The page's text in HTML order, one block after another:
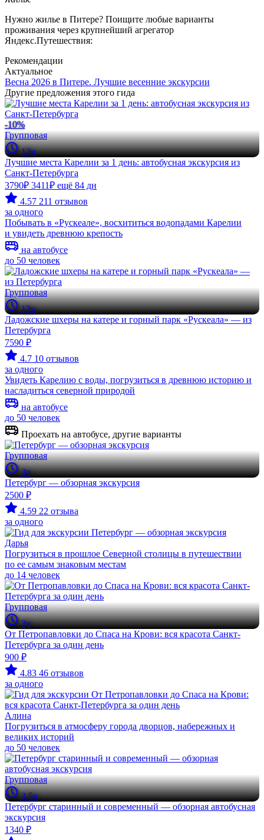
Нужно жилье в Питере? Поищите любые варианты
проживания через крупнейший агрегатор
Яндекс.Путешествия:
Рекомендации
Актуальное
Весна 2026 в Питере. Лучшие весенние экскурсии
Другие предложения этого гида
-10%
Групповая
13ч
Лучшие места Карелии за 1 день: автобусная экскурсия из
Санкт-Петербурга
3790₽ 3411₽ ещё 84 дн
4.57 211 отзывов
за одного
Побывать в «Рускеале», восхититься водопадами Карелии
и увидеть древнюю крепость
на автобусе
до 50 человек
Групповая
13ч
Ладожские шхеры на катере и горный парк «Рускеала» — из
Петербурга
7590 ₽
4.7 10 отзывов
за одного
Увидеть Карелию с воды, погрузиться в древнюю историю и
насладиться северной природой
на автобусе
до 50 человек
Проехать на автобусе, другие варианты
Групповая
3ч
Петербург — обзорная экскурсия
2500 ₽
4.59 22 отзыва
за одного
Дарья
Погрузиться в прошлое Северной столицы в путешествии
по ее самым знаковым местам
до 14 человек
Групповая
3ч
От Петропавловки до Спаса на Крови: вся красота Санкт-
Петербурга за один день
900 ₽
4.83 46 отзывов
за одного
Алина
Погрузиться в атмосферу города дворцов, набережных и
великих историй
до 50 человек
Групповая
3.5ч
Петербург старинный и современный — обзорная автобусная
экскурсия
1340 ₽